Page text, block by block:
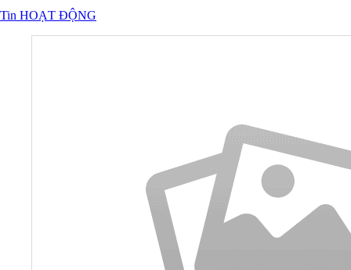
Tin HOẠT ĐỘNG